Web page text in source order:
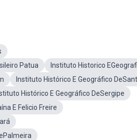
Patua
Instituto Historico
Instituto Histórico E Geográfico
Histórico E Geográfico DeSergipe
E Felicio Freire